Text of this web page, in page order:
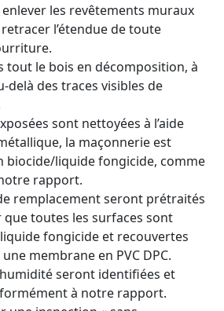
les revêtements muraux
l’étendue de toute
tout le bois en décomposition, à
delà des traces visibles de
sont nettoyées à l’aide
la maçonnerie est
biocide/liquide fongicide, comme
rapport.
remplacement seront prétraités
que toutes les surfaces sont
fongicide et recouvertes
membrane en PVC DPC.
seront identifiées et
à notre rapport.